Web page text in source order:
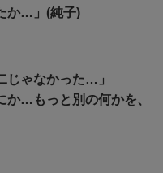
か…」(純子)
じゃなかった…」
…もっと別の何かを、